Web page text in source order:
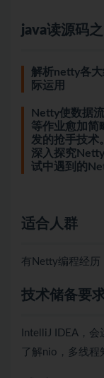
java读源码
解析netty各
际运用
Netty使数据
等作业愈加简
发的抢手技术
深入探究
试中遇到的
适合人群
有Netty编程经历
技术储备要
IntelliJ IDEA，
了解nio，多线程